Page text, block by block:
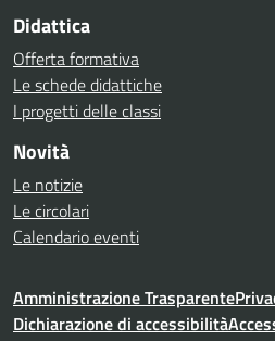
Didattica
Offerta formativa
Le schede didattiche
I progetti delle classi
Novità
Le notizie
Le circolari
Calendario eventi
Amministrazione Trasparente
Dichiarazione di accessibilità